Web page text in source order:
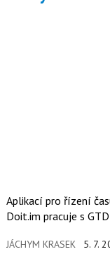
Aplikací pro řízení
Doit.im pracuje s
JÁCHYM KRASEK 5. 7.